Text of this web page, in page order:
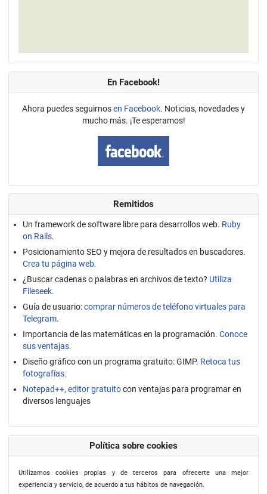
En Facebook!
Ahora puedes seguirnosen Facebook. Noticias, novedades y
mucho más. ¡Te esperamos!
Remitidos
Un framework de software libre para desarrollos web. Ruby
on Rails.
Posicionamiento SEO y mejora de resultados en buscadores.
Crea tu página web.
¿Buscar cadenas o palabras en archivos de texto? Utiliza
Fileseek.
Guía de usuario:comprar números de teléfono virtuales para
Telegram.
Importancia de las matemáticas en la programación. Conoce
sus ventajas.
Diseño gráfico con un programa gratuito: GIMP. Retoca tus
fotografías.
Notepad++, editor gratuitocon ventajas para programar en
diversos lenguajes
Política sobre cookies
Utilizamos cookies propias y de terceros para ofrecerte una mejor
experiencia y servicio, de acuerdo a tus hábitos de navegación.